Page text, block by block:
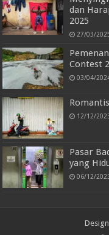
dan
2025
27/03/
Contest
03/04/
12/12/
Pasar
yang
06/12/